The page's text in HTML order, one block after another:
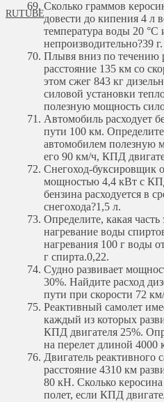
RUTUBE
Сколько граммов
довести до кипения 4 л
температура воды 20 °С
непроизводительно?39 г.
Плывя вниз по течению
расстояние 135 км со
этом сжег 843 кг
силовой установки
полезную мощность
Автомобиль расходует
пути 100 км.
автомобилем полезную
его 90 км/ч, КПД
Снегоход-буксировщик
мощностью 4,4 кВт с
бензина расходуется в
снегохода?1,5 л.
Определите, какая часть
нагревание воды
нагревания 100 г воды
г спирта.0,22.
Судно развивает
30%. Найдите расход
пути при скорости 72
Реактивный самолет
каждый из которых
КПД двигателя 25%.
на перелет длиной 4000
Двигатель реактивного
расстояние 4310 км
80 кН. Сколько керосина
полет, если КПД